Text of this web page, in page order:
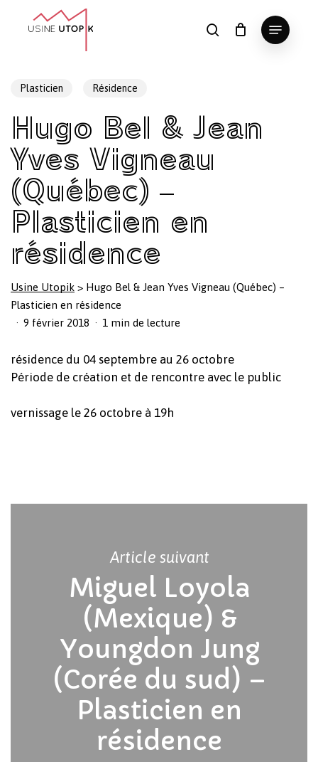
search
Menu
Panier Fermer
le
Votre panier est vide.
Revenir à l'Artotek
Plasticien Résidence
Hugo Bel & Jean
Yves Vigneau
(Québec) –
Plasticien en
résidence
Usine Utopik > Hugo Bel & Jean Yves Vigneau (Québec) –
Plasticien en résidence
9 février 2018
1 min de lecture
résidence du 04 septembre au 26 octobre
Période de création et de rencontre avec le public
vernissage le 26 octobre à 19h
Article suivant
Miguel Loyola
(Mexique) &
Youngdon Jung
(Corée du sud) –
Plasticien en
résidence
Close